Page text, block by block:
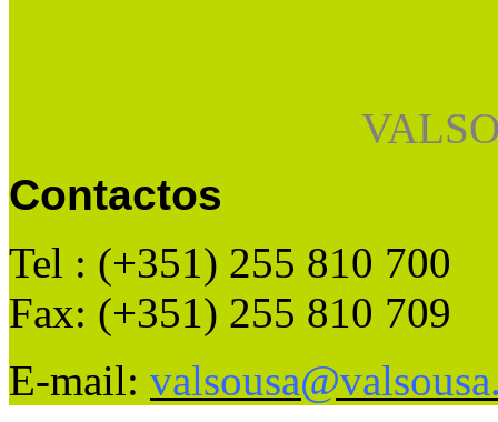
Contactos
Tel : (+351) 255 810 700
Fax: (+351) 255 810 709
E-mail: